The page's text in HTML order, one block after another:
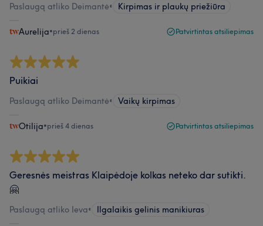
Paslaugą atliko Deimantė• Kirpimas ir plaukų priežiūra
Aurelija•prieš 2 dienas Patvirtintas atsiliepimas
Puikiai
Paslaugą atliko Deimantė• Vaikų kirpimas
Otilija•prieš 4 dienas Patvirtintas atsiliepimas
Geresnės meistras Klaipėdoje kolkas neteko dar sutikti.
🤗
Paslaugą atliko Ieva• Ilgalaikis gelinis manikiuras